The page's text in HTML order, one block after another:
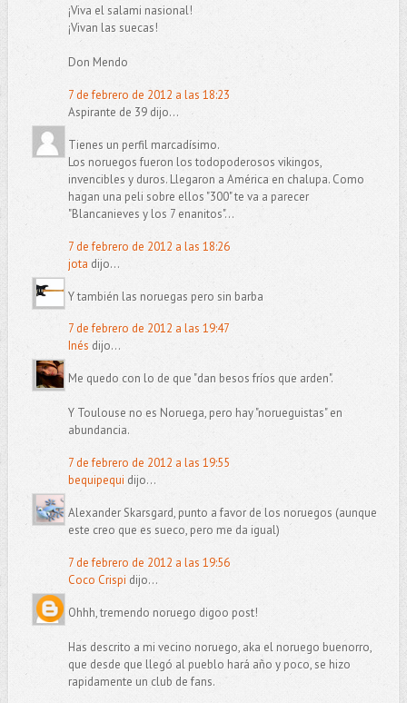
¡Viva el salami nasional!
¡Vivan las suecas!
Don Mendo
7 de febrero de 2012 a las 18:23
Aspirante de 39 dijo...
Tienes un perfil marcadísimo.
Los noruegos fueron los todopoderosos vikingos,
invencibles y duros. Llegaron a América en chalupa. Como
hagan una peli sobre ellos "300" te va a parecer
"Blancanieves y los 7 enanitos"...
7 de febrero de 2012 a las 18:26
jota dijo...
Y también las noruegas pero sin barba
7 de febrero de 2012 a las 19:47
Inés dijo...
Me quedo con lo de que "dan besos fríos que arden".
Y Toulouse no es Noruega, pero hay "norueguistas" en
abundancia.
7 de febrero de 2012 a las 19:55
bequipequi dijo...
Alexander Skarsgard, punto a favor de los noruegos (aunque
este creo que es sueco, pero me da igual)
7 de febrero de 2012 a las 19:56
Coco Crispi dijo...
Ohhh, tremendo noruego digoo post!
Has descrito a mi vecino noruego, aka el noruego buenorro,
que desde que llegó al pueblo hará año y poco, se hizo
rapidamente un club de fans.